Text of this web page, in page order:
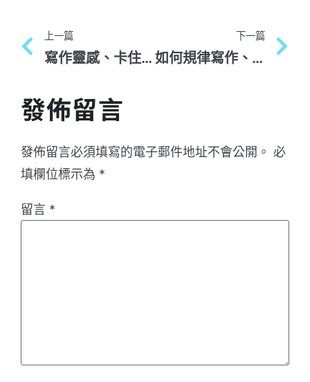
上一篇
寫作靈感、卡住時怎麼辦？10個小秘訣讓你寫作更容易
下一篇
如何規律寫作、持續產出？7個秘訣駕馭你的創意與紀律
發佈留言
發佈留言必須填寫的電子郵件地址不會公開。 必
填欄位標示為 *
留言 *